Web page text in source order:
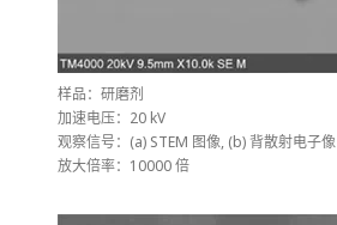
样品：研磨剂
加速电压：20 kV
观察信号：(a) STEM 图像, (b) 背散射电子像
放大倍率：10000 倍